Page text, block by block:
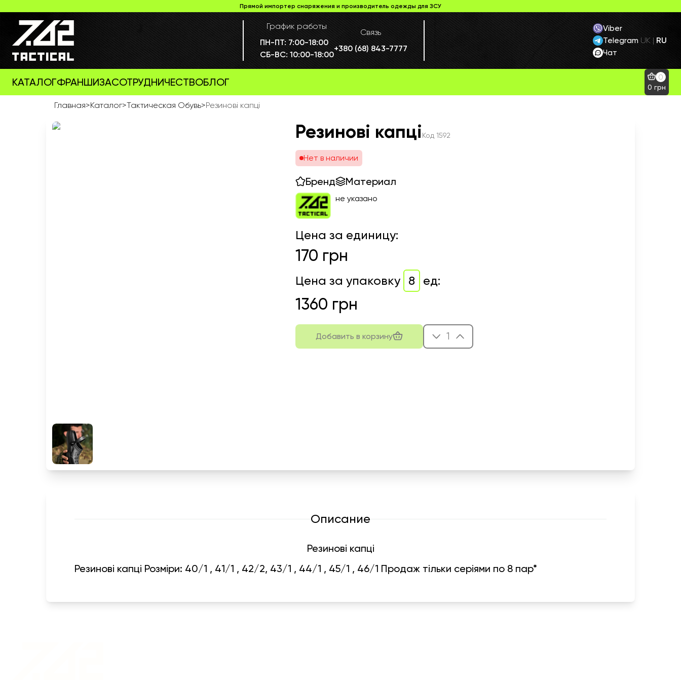
Прямой импортер снаряжения и производитель одежды для ЗСУ
График работы
ПН-ПТ: 7:00-18:00
СБ-ВС: 10:00-18:00
Связь
+380 (68) 843-7777
Viber
Telegram
Чат
UK | RU
КАТАЛОГФРАНШИЗАСОТРУДНИЧЕСТВОБЛОГ
0
0 грн
Главная>Каталог>Тактическая Обувь>Резинові капці
Резинові капціКод1592
Нет в наличии
Бренд Материал
не указано
Цена за единицу:
170 грн
Цена за упаковку 8 ед:
1360 грн
Добавить в корзину 1
Описание
Резинові капці
Резинові капці Розміри: 40/1 , 41/1 , 42/2, 43/1 , 44/1 , 45/1 , 46/1 Продаж тільки серіями по 8 пар*